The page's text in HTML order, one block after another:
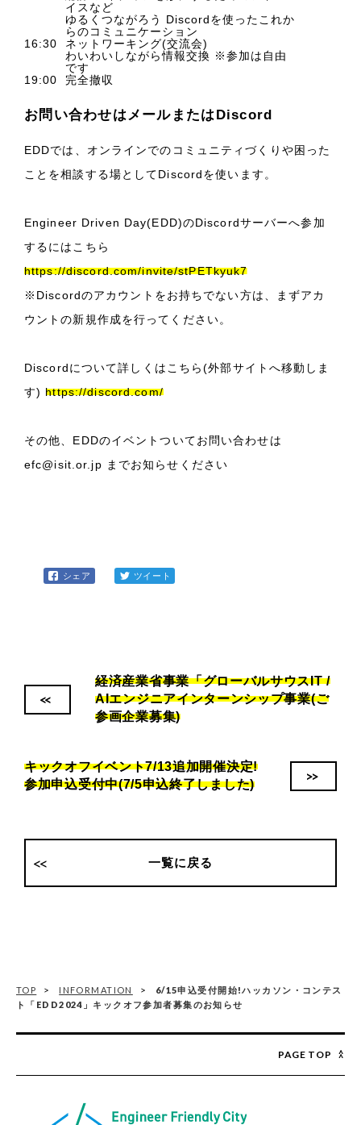
イスなど
ゆるくつながろう Discordを使ったこれか
らのコミュニケーション
16:30
ネットワーキング(交流会)
わいわいしながら情報交換 ※参加は自由
です
19:00
完全撤収
お問い合わせはメールまたはDiscord
EDDでは、オンラインでのコミュニティづくりや困った
ことを相談する場としてDiscordを使います。
Engineer Driven Day(EDD)のDiscordサーバーへ参加
するにはこちら
https://discord.com/invite/stPETkyuk7
※Discordのアカウントをお持ちでない方は、まずアカ
ウントの新規作成を行ってください。
Discordについて詳しくはこちら(外部サイトへ移動しま
す) https://discord.com/
その他、EDDのイベントついてお問い合わせは
efc@isit.or.jp までお知らせください
シェア ツイート
<<
経済産業省事業「グローバルサウスIT /
AIエンジニアインターンシップ事業(ご
参画企業募集)
キックオフイベント7/13追加開催決定!
参加申込受付中(7/5申込終了しました)
>>
一覧に戻る
TOP INFORMATION
6/15申込受付開始!ハッカソン・コンテス
ト「EDD2024」キックオフ参加者募集のお知らせ
PAGE TOP